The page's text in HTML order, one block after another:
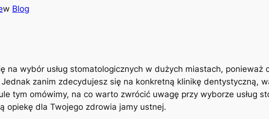
w Blog
​na wybór usług​ stomatologicznych w dużych ​miastach, ponieważ
zanim zdecydujesz się na konkretną klinikę dentystyczną,
tym omówimy, na‌ co ⁣warto ‌zwrócić uwagę⁤ przy wyborze⁤ usług
opiekę ⁤dla Twojego zdrowia jamy ‍ustnej.